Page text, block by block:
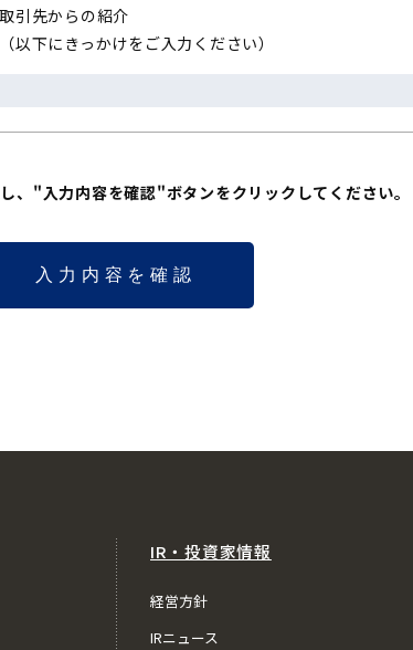
引先からの紹介
以下にきっかけをご入力ください）
、"入力内容を確認"ボタンをクリックしてください。
IR・投資家情報
経営方針
IRニュース